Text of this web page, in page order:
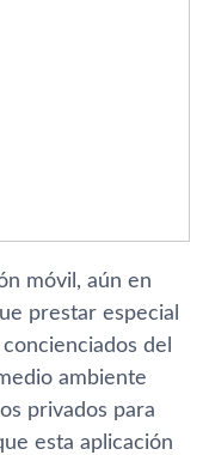
móvil, aún en
prestar especial
del
ambiente
privados para
esta aplicación